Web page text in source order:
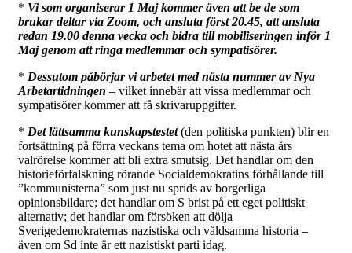
* Vi som organiserar 1 Maj kommer även att be de som
brukar deltar via Zoom, och ansluta först 20.45, att ansluta
redan 19.00 denna vecka och bidra till mobiliseringen inför 1
Maj genom att ringa medlemmar och sympatisörer.
* Dessutom påbörjar vi arbetet med nästa nummer av Nya
Arbetartidningen – vilket innebär att vissa medlemmar och
sympatisörer kommer att få skrivaruppgifter.
* Det lättsamma kunskapstestet(den politiska punkten) blir en
fortsättning på förra veckans tema om hotet att nästa års
valrörelse kommer att bli extra smutsig. Det handlar om den
historieförfalskning rörande Socialdemokratins förhållande till
”kommunisterna” som just nu sprids av borgerliga
opinionsbildare; det handlar om S brist på ett eget politiskt
alternativ; det handlar om försöken att dölja
Sverigedemokraternas nazistiska och våldsamma historia –
även om Sd inte är ett nazistiskt parti idag.